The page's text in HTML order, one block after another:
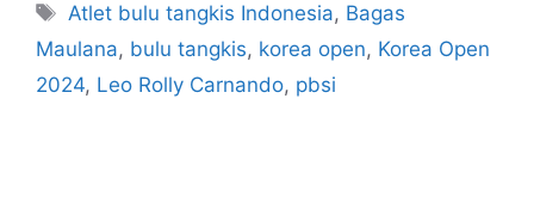
Atlet bulu tangkis Indonesia, Bagas
Maulana, bulu tangkis, korea open, Korea Open
2024, Leo Rolly Carnando, pbsi